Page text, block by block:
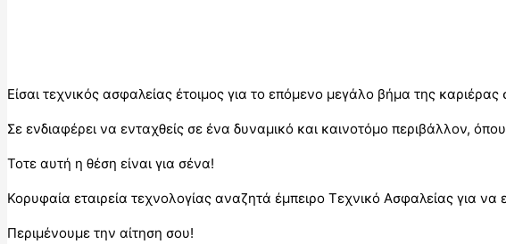
Είσαι τεχνικός ασφαλείας έτοιμος για το επόμενο μεγάλο βήμα της καριέρας
Σε ενδιαφέρει να ενταχθείς σε ένα δυναμικό και καινοτόμο περιβάλλον,
Τοτε αυτή η θέση είναι για σένα!
Κορυφαία εταιρεία τεχνολογίας αναζητά έμπειρο Τεχνικό Ασφαλείας για να
Περιμένουμε την αίτηση σου!